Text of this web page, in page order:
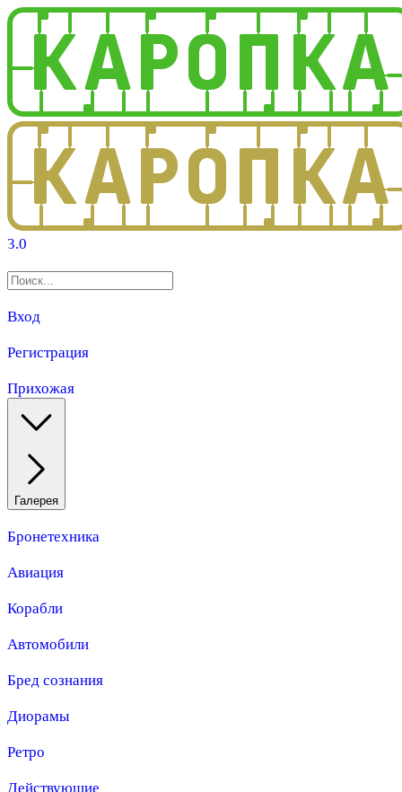
3.0
Вход
Регистрация
Прихожая
Галерея
Бронетехника
Авиация
Корабли
Автомобили
Бред сознания
Диорамы
Ретро
Действующие